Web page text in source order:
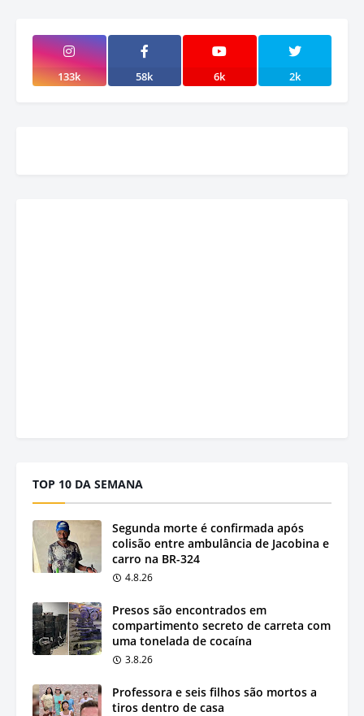
133k 58k 6k 2k
TOP 10 DA SEMANA
Segunda morte é confirmada após
colisão entre ambulância de Jacobina e
carro na BR-324
4.8.26
Presos são encontrados em
compartimento secreto de carreta com
uma tonelada de cocaína
3.8.26
Professora e seis filhos são mortos a
tiros dentro de casa